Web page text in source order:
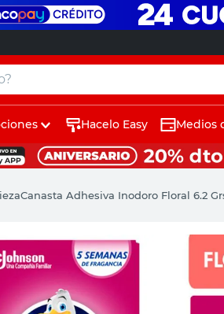
Hacelo Easy Medios
Canasta Adhesiva Inodoro Floral 6.2